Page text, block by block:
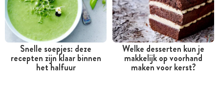
Snelle soepjes: deze
recepten zijn klaar binnen
het halfuur
Welke desserten kun je
makkelijk op voorhand
maken voor kerst?